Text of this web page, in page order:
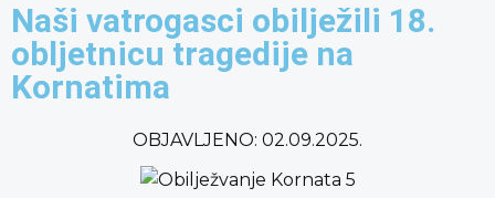
Naši vatrogasci obilježili 18.
obljetnicu tragedije na
Kornatima
OBJAVLJENO: 02.09.2025.